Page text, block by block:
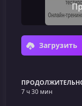
Загрузить
7 ч 30 мин